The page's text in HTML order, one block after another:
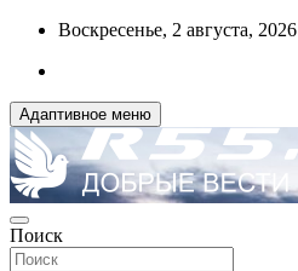
Перейти
содержимому
Воскресенье, 2 августа, 2026
Адаптивное меню
R55.RU
ДОБРЫЕ ВЕСТИ ИЗ ОМСКА
Поиск